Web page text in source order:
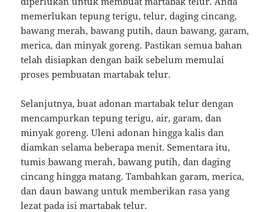
memerlukan tepung terigu, telur, daging cincang,
bawang merah, bawang putih, daun bawang, garam,
merica, dan minyak goreng. Pastikan semua bahan
telah disiapkan dengan baik sebelum memulai
proses pembuatan martabak telur.
Selanjutnya, buat adonan martabak telur dengan
mencampurkan tepung terigu, air, garam, dan
minyak goreng. Uleni adonan hingga kalis dan
diamkan selama beberapa menit. Sementara itu,
tumis bawang merah, bawang putih, dan daging
cincang hingga matang. Tambahkan garam, merica,
dan daun bawang untuk memberikan rasa yang
lezat pada isi martabak telur.